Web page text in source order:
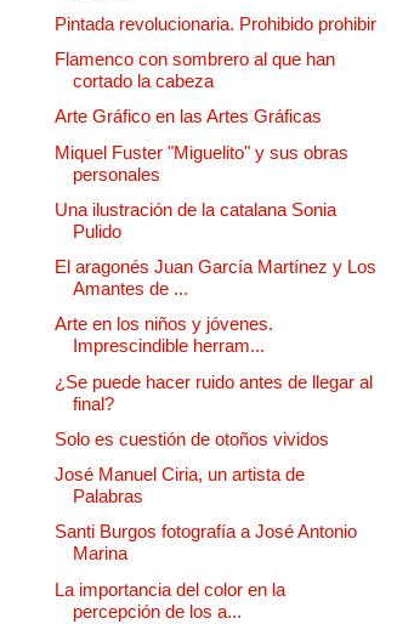
Pintada revolucionaria. Prohibido prohibir
Flamenco con sombrero al que han
cortado la cabeza
Arte Gráfico en las Artes Gráficas
Miquel Fuster "Miguelito" y sus obras
personales
Una ilustración de la catalana Sonia
Pulido
El aragonés Juan García Martínez y Los
Amantes de ...
Arte en los niños y jóvenes.
Imprescindible herram...
¿Se puede hacer ruido antes de llegar al
final?
Solo es cuestión de otoños vividos
José Manuel Ciria, un artista de
Palabras
Santi Burgos fotografía a José Antonio
Marina
La importancia del color en la
percepción de los a...